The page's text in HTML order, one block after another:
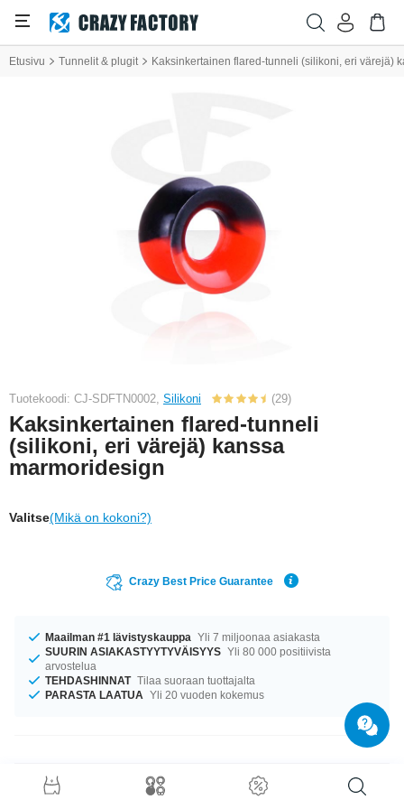
Etusivu Tunnelit & plugit Kaksinkertainen flared-tunneli (silikoni, eri värejä)
Tuotekoodi: CJ-SDFTN0002, Silikoni (29)
Kaksinkertainen flared-tunneli
(silikoni, eri värejä) kanssa
marmoridesign
Valitse(Mikä on kokoni?)
Crazy Best Price Guarantee
Maailman #1 lävistyskauppa Yli 7 miljoonaa asiakasta
SUURIN ASIAKASTYYTYVÄISYYS Yli 80 000 positiivista
arvostelua
TEHDASHINNAT Tilaa suoraan tuottajalta
PARASTA LAATUA Yli 20 vuoden kokemus
Tuotetiedot